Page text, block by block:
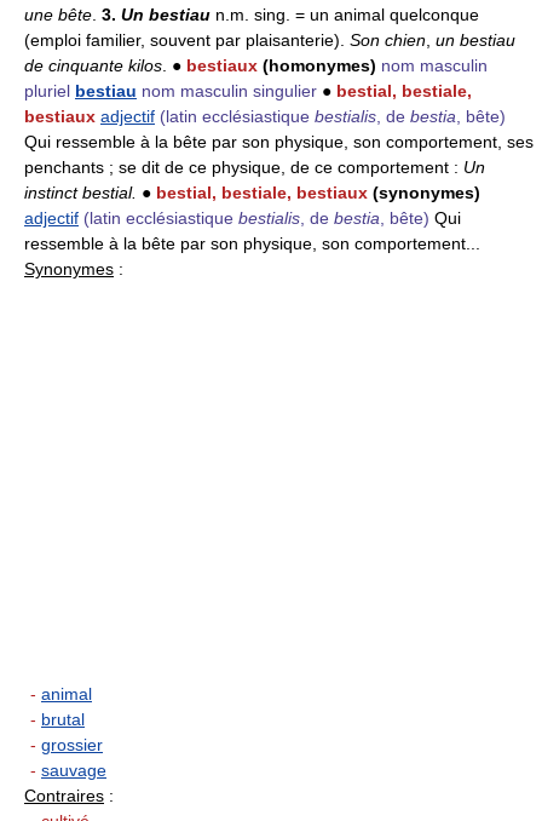
une bête 3. Un bestiau n.m. sing. = un animal quelconque
(emploi familier, souvent par plaisanterie). Son chien un bestiau
de cinquante kilos . ● bestiaux (homonymes) nom masculin
pluriel bestiau nom masculin singulier ● bestial, bestiale,
bestiaux adjectif (latin ecclésiastique bestialis , de bestia , bête)
Qui ressemble à la bête par son physique, son comportement, ses
penchants ; se dit de ce physique, de ce comportement : Un
instinct bestial. ● bestial, bestiale, bestiaux (synonymes)
adjectif (latin ecclésiastique bestialis , de bestia , bête) Qui
ressemble à la bête par son physique, son comportement...
Synonymes :
- animal
- brutal
- grossier
- sauvage
Contraires :